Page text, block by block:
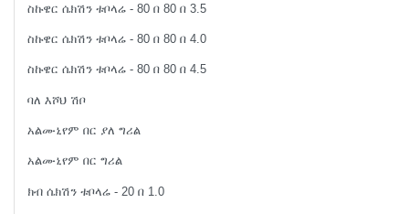
ስኩዌር ሴክሽን ቱቦላሬ - 80 በ 80 በ 3.5
ስኩዌር ሴክሽን ቱቦላሬ - 80 በ 80 በ 4.0
ስኩዌር ሴክሽን ቱቦላሬ - 80 በ 80 በ 4.5
ባለ እሾህ ሽቦ
አልሙኒየም በር ያለ ግሪል
አልሙኒየም በር ግሪል
ክብ ሴክሽን ቱቦላሬ - 20 በ 1.0